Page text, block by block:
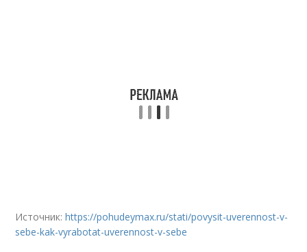
Источник:https://pohudeymax.ru/stati/povysit-uverennost-v-
sebe-kak-vyrabotat-uverennost-v-sebe